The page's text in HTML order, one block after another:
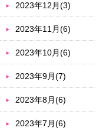
2023年12月(3)
2023年11月(6)
2023年10月(6)
2023年9月(7)
2023年8月(6)
2023年7月(6)